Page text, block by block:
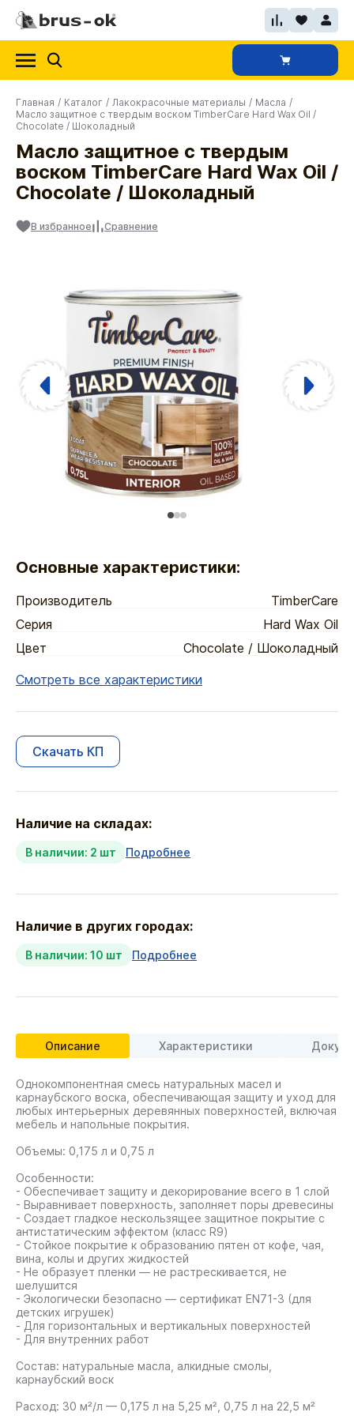
Главная / Каталог / Лакокрасочные материалы / Масла /
Масло защитное с твердым воском TimberCare Hard Wax Oil /
Chocolate / Шоколадный
Масло защитное с твердым
воском TimberCare Hard Wax Oil /
Chocolate / Шоколадный
В избранное Сравнение
Основные характеристики:
Производитель
TimberCare
Серия
Hard Wax Oil
Цвет
Chocolate / Шоколадный
Смотреть все характеристики
Скачать КП
Наличие на складах:
В наличии: 2 шт Подробнее
Наличие в других городах:
В наличии: 10 шт Подробнее
Описание Характеристики
Однокомпонентная смесь натуральных масел и
карнаубского воска, обеспечивающая защиту и уход для
любых интерьерных деревянных поверхностей, включая
мебель и напольные покрытия.
Объемы: 0,175 л и 0,75 л
Особенности:
- Обеспечивает защиту и декорирование всего в 1 слой
- Выравнивает поверхность, заполняет поры древесины
- Создает гладкое нескользящее защитное покрытие с
антистатическим эффектом (класс R9)
- Стойкое покрытие к образованию пятен от кофе, чая,
вина, колы и других жидкостей
- Не образует пленки — не растрескивается, не
шелушится
- Экологически безопасно — сертификат EN71-3 (для
детских игрушек)
- Для горизонтальных и вертикальных поверхностей
- Для внутренних работ
Состав: натуральные масла, алкидные смолы,
карнаубский воск
Расход: 30 м²/л — 0,175 л на 5,25 м², 0,75 л на 22,5 м²